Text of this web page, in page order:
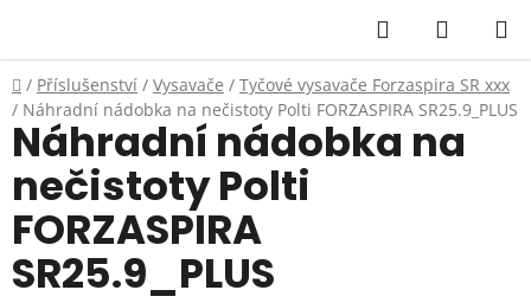
obsah
Hledat
KOŠÍK
Domů
/ Příslušenství / Vysavače / Tyčové vysavače Forzaspira SR xxx
/ Náhradní nádobka na nečistoty Polti FORZASPIRA SR25.9_PLUS
Náhradní nádobka na
nečistoty Polti
FORZASPIRA
SR25.9_PLUS